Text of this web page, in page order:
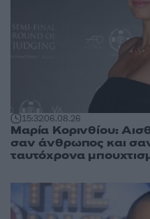
15:3206.08.26
Μαρία Κορινθίου:
σαν άνθρωπος και
ταυτόχρονα